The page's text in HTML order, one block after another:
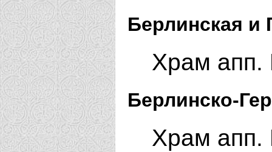
Берлинская и
Храм апп.
Берлинско-
Храм апп.